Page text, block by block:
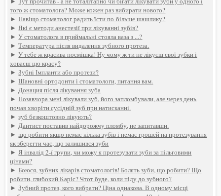
того ж стоматолога? Може кожен раз вибирати нового?
►Навіщо стоматолог радить їсти по-більше шашлику?
►Які є методи анестезії при лікуванні зубів?
►У стоматолога в приймальні стояла ваза з ...?
►Температура після видалення зубного протеза.
►У тебе ж красива посмішка! Ну чому ж ти не лікуєш свої зубки і
ховаєш цю красу?
►Зубні Імпланти або протези?
►Шановні ортодонти і стоматологи, питання вам.
►Донация після лікування зуба
►Позавчора мені лікували зуб, його запломбували, але через день
почав хворіти сусідній зуб при натисканні.
►зуб безкоштовно лікують?
►Дантист поставив найдорожчу пломбу, не запитавши.
►що робити якщо немає кілька зубів і немає грошей на протезування
як зберегти час, що залишився зуби
►Я інвалід 2-ї групи, чи можу я протезувати зуби за пільговими
цінами?
►Боюся, зубних лікарів стоматологів! Болять зуби, що робити? Що
робити, глибокий Каріс? Чтот буде, коли піду до зубного?
►Зубний протез, кого вибрати? Ціна однакова. В одному місці